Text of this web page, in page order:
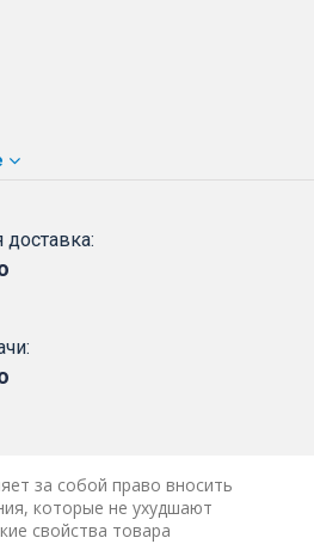
доставка:
за собой право вносить
которые не ухудшают
свойства товара